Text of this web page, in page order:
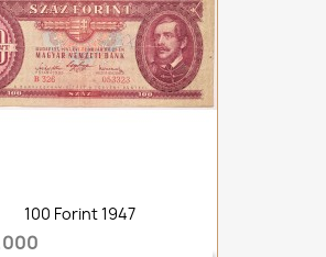
100 Forint 1947